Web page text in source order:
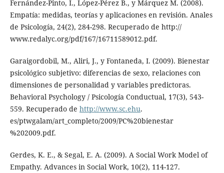
Fernández-Pinto, I., López-Pérez B., y Márquez M. (2008).
Empatía: medidas, teorías y aplicaciones en revisión. Anales
de Psicología, 24(2), 284-298. Recuperado de http://
www.redalyc.org/pdf/167/16711589012.pdf.
Garaigordobil, M., Aliri, J., y Fontaneda, I. (2009). Bienestar
psicológico subjetivo: diferencias de sexo, relaciones con
dimensiones de personalidad y variables predictoras.
Behavioral Psychology / Psicología Conductual, 17(3), 543-
559. Recuperado de http://www.sc.ehu.
es/ptwgalam/art_completo/2009/PC%20bienestar
%202009.pdf.
Gerdes, K. E., & Segal, E. A. (2009). A Social Work Model of
Empathy. Advances in Social Work, 10(2), 114-127.